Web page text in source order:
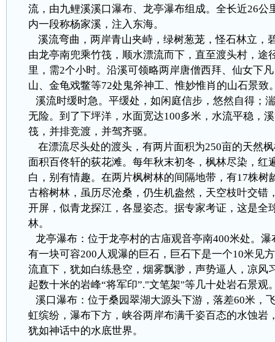
流，由九鲤溪溪口瀑布、龙亭瀑布组成。全长近26公
内一段称杨家溪，注入东海。
溪流弯曲，两岸青山夹峙，绿树葱茏，怪石林立，
由龙亭南兜乘竹筏，顺水漂流而下，直至渡头村，途
里，需2个小时。沿溪可领略两岸唐僧西拜、仙女下
山、金龟戏鳖等72处鬼斧神工、惟妙惟肖的山石景致
溪流时缓时急。平缓处，如闲庭信步，悠然自得；
无险。到了下坪洋，水面宽达100多米，水流平稳，
筏，并排竞渡，并驾齐驱。
在漂流尽头处的渡头，有两片面积为250亩的天然
面积百佟轩的荻花滩。每年秋末初冬，枫林尽染，红
白，别有情趣。在两片枫树林的间隔地带，有17株树
古榕树林，虽历尽沧桑，仍生机盎然，天空枝叶交错
开屏，似青龙探江，各显姿态。据专家考证，这是全
林。
龙亭瀑布：位于龙亭村的古庙观音亭南400米处。
有一块可容200人观瀑的巨石，巨石下是一个10米见
流直下，犹如白练悬空，烟雾飘渺，声势逼人，凉风
起数十米的岩峰“将军印”."文笔架"等几十处岩石景观
溪口瀑布：位于桑园翠湖大源头下游，落差60米，
虹缤纷，瀑布下方，峡谷两岸布满千姿百态的水蚀岩
犹如神话中的水底世界。